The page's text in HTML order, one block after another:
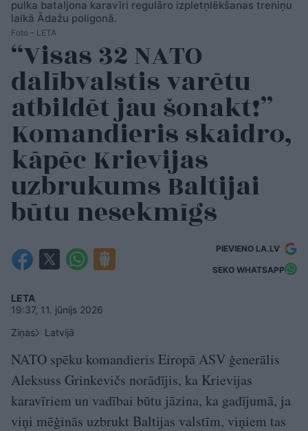
pulka bataljona karavīri regulāro izpletņlēkšanas treniņu
laikā Ādažu poligonā.
Foto – LETA
“Visas 32 NATO
dalībvalstis varētu
atbildēt jau šonakt!”
Komandieris skaidro,
kāpēc Krievijas
uzbrukums Baltijai
būtu nesekmīgs
PIEVIENO LA.LV
SEKO WHATSAPP
LETA
19:37, 11. jūnijs 2026
Ziņas
Latvijā
NATO spēku komandieris Eiropā ASV ģenerālis
Aleksuss Grinkevičs norādījis, ka Krievijas
karavīriem un vadībai būtu jāzina, ka gadījumā, ja
viņi mēģinās uzbrukt Baltijas valstīm, viņiem tas